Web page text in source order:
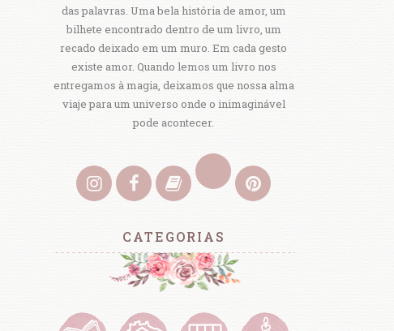
das palavras. Uma bela história de amor, um
bilhete encontrado dentro de um livro, um
recado deixado em um muro. Em cada gesto
existe amor. Quando lemos um livro nos
entregamos à magia, deixamos que nossa alma
viaje para um universo onde o inimaginável
pode acontecer.
CATEGORIAS